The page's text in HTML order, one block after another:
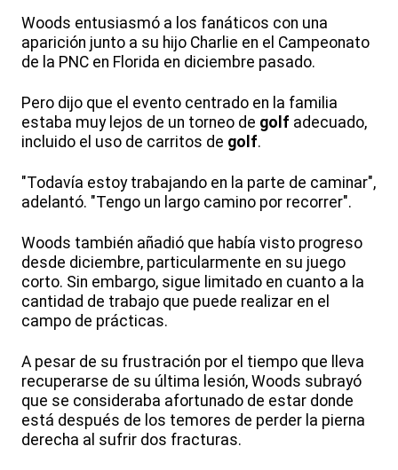
Woods entusiasmó a los fanáticos con una
aparición junto a su hijo Charlie en el Campeonato
de la PNC en Florida en diciembre pasado.
Pero dijo que el evento centrado en la familia
estaba muy lejos de un torneo de golf adecuado,
incluido el uso de carritos de golf.
"Todavía estoy trabajando en la parte de caminar",
adelantó. "Tengo un largo camino por recorrer".
Woods también añadió que había visto progreso
desde diciembre, particularmente en su juego
corto. Sin embargo, sigue limitado en cuanto a la
cantidad de trabajo que puede realizar en el
campo de prácticas.
A pesar de su frustración por el tiempo que lleva
recuperarse de su última lesión, Woods subrayó
que se consideraba afortunado de estar donde
está después de los temores de perder la pierna
derecha al sufrir dos fracturas.